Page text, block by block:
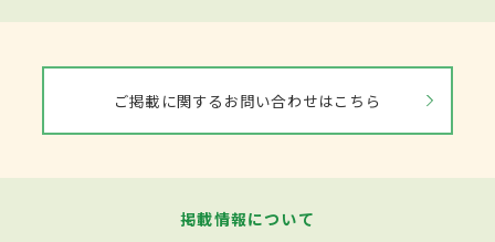
ご掲載に関するお問い合わせはこちら
掲載情報について